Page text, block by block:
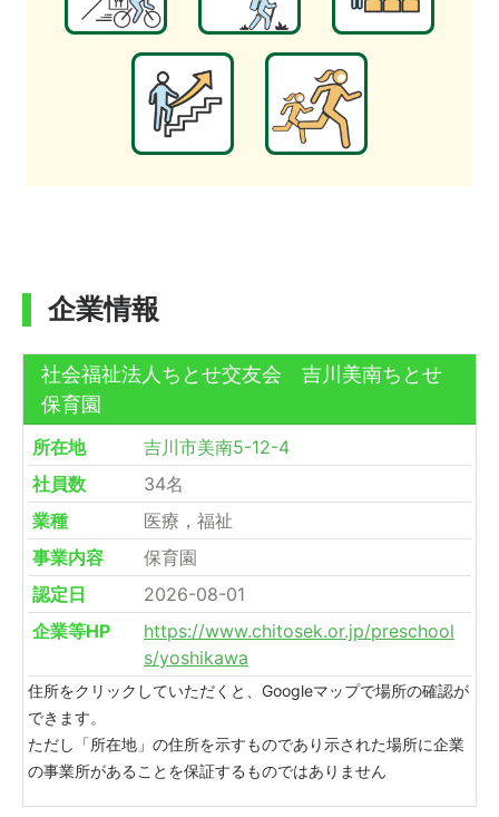
企業情報
社会福祉法人ちとせ交友会 吉川美南ちとせ
保育園
所在地
吉川市美南5-12-4
社員数
34名
業種
医療，福祉
事業内容
保育園
認定日
2026-08-01
企業等HP
https://www.chitosek.or.jp/preschool
s/yoshikawa
住所をクリックしていただくと、Googleマップで場所の確認が
できます。
ただし「所在地」の住所を示すものであり示された場所に企業
の事業所があることを保証するものではありません